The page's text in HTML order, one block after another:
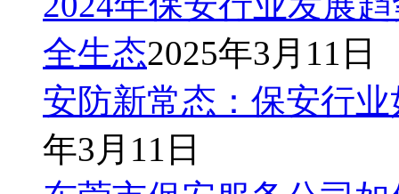
全生态2025年3月11日
安防新常态：保安行
年3月11日